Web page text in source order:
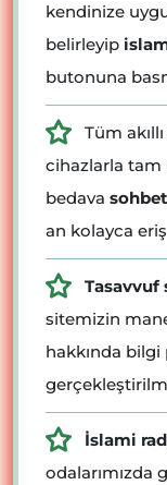
kendinize
belirleyip
butonuna
Tüm
cihazlarla tam
bedava
an kolayca
Tasavvuf
sitemizin
hakkında bilgi
İslami
odalarımızda